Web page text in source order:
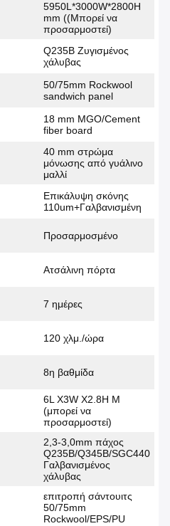
5950L*3000W*2800H
mm ((Μπορεί να
προσαρμοστεί)
Q235B Ζυγισμένος
χάλυβας
50/75mm Rockwool
sandwich panel
18 mm MGO/Cement
fiber board
40 mm στρώμα
μόνωσης από γυάλινο
μαλλί
Επικάλυψη σκόνης
110um+Γαλβανισμένη
Προσαρμοσμένο
Ατσάλινη πόρτα
7 ημέρες
120 χλμ./ώρα
8η βαθμίδα
6L X3W X2.8H M
(μπορεί να
προσαρμοστεί)
2,3-3,0mm πάχος
Q235B/Q345B/SGC440
Γαλβανισμένος
χάλυβας
επιτροπή σάντουιτς
50/75mm
Rockwool/EPS/PU